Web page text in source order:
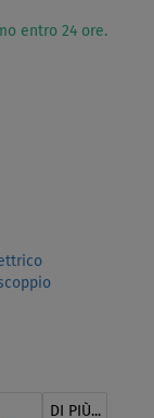
entro 24 ore.
DI PIÙ...